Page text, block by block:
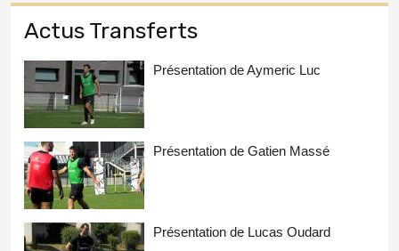
Actus Transferts
Présentation de Aymeric Luc
Présentation de Gatien Massé
Présentation de Lucas Oudard